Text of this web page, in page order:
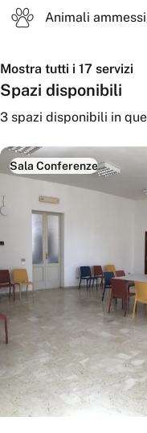
Animali ammessi
Mostra tutti i 17 servizi
Spazi disponibili
3 spazi disponibili in
Sala Conferenze